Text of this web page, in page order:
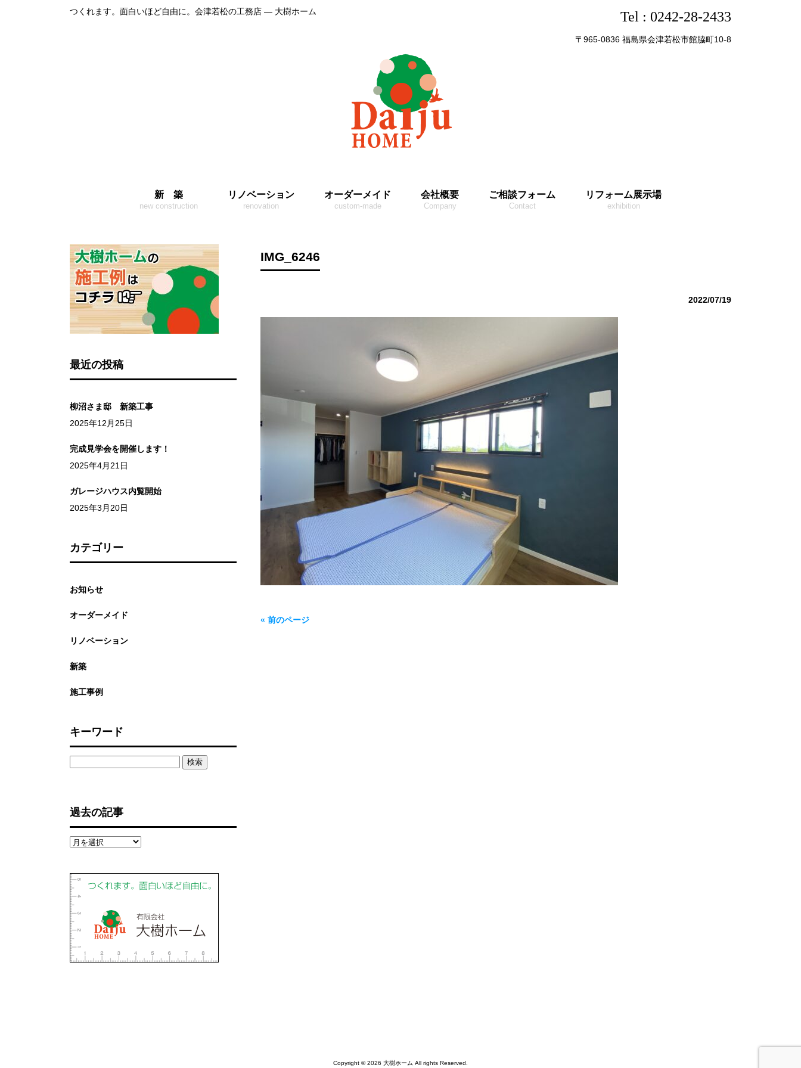
Tel : 0242-28-2433
〒965-0836 福島県会津若松市館脇町10-8
つくれます。面白いほど自由に。会津若松の工務店 ― 大樹ホーム
新 築
new construction
リノベーション
renovation
オーダーメイド
custom-made
会社概要
Company
ご相談フォーム
Contact
リフォーム展示場
exhibition
IMG_6246
2022/07/19
« 前のページ
最近の投稿
柳沼さま邸 新築工事
2025年12月25日
完成見学会を開催します！
2025年4月21日
ガレージハウス内覧開始
2025年3月20日
カテゴリー
お知らせ
オーダーメイド
リノベーション
新築
施工事例
キーワード
過去の記事
過
の
記
事
Copyright © 2026 大樹ホーム All rights Reserved.